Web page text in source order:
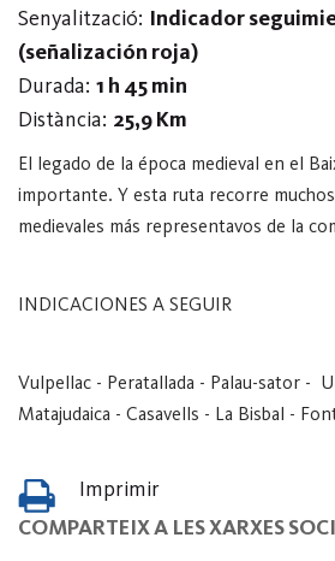
Senyalització: Indicador
(señalización roja)
Durada: 1 h 45 min
Distància: 25,9 Km
El legado de la época medieval en el
importante. Y esta ruta recorre
medievales más representavos de la
INDICACIONES A SEGUIR
Vulpellac - Peratallada - Palau-sator -
Matajudaica - Casavells - La Bisbal -
Imprimir
COMPARTEIX A LES XARXES